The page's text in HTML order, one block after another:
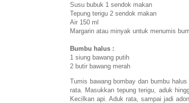
Susu bubuk 1 sendok makan
Tepung terigu 2 sendok makan
Air 150 ml
Margarin atau minyak untuk menumis
Bumbu halus :
1 siung bawang putih
2 butir bawang merah
Tumis bawang bombay dan bumbu
rata. Masukkan tepung terigu, aduk
Kecilkan api. Aduk rata, sampai jadi